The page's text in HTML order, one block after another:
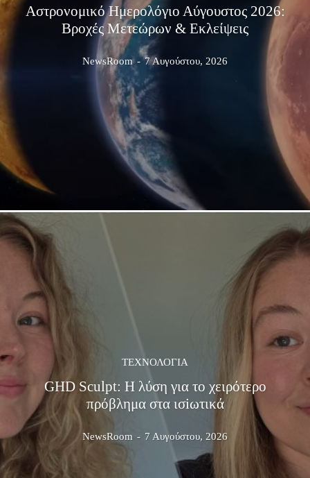
Αστρονομικό Ημερολόγιο Αύγουστος 2026:
Βροχές Μετεώρων & Εκλείψεις
NewsRoom - 7 Αυγούστου, 2026
ΤΕΧΝΟΛΟΓΊΑ
GHD Sculpt: Η λύση για το χειρότερο
πρόβλημα στα ισiωτικά
NewsRoom - 7 Αυγούστου, 2026